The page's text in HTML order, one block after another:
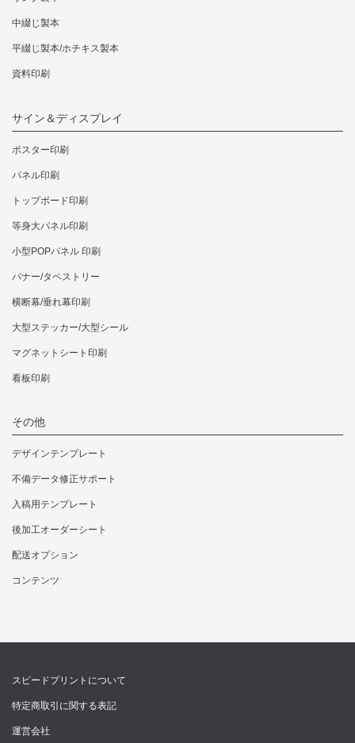
中綴じ製本
平綴じ製本/ホチキス製本
資料印刷
サイン＆ディスプレイ
ポスター印刷
パネル印刷
トップボード印刷
等身大パネル印刷
小型POPパネル 印刷
バナー/タペストリー
横断幕/垂れ幕印刷
大型ステッカー/大型シール
マグネットシート印刷
看板印刷
その他
デザインテンプレート
不備データ修正サポート
入稿用テンプレート
後加工オーダーシート
配送オプション
コンテンツ
スピードプリントについて
特定商取引に関する表記
運営会社